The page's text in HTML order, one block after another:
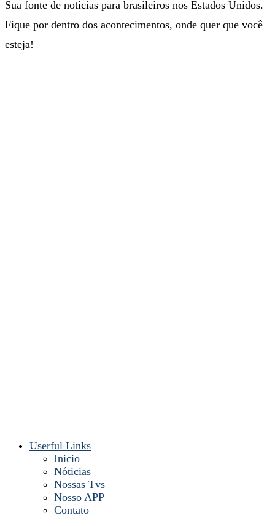
Sua fonte de notícias para brasileiros nos Estados Unidos.
Fique por dentro dos acontecimentos, onde quer que você
esteja!
Userful Links
Inicio
Nóticias
Nossas Tvs
Nosso APP
Contato